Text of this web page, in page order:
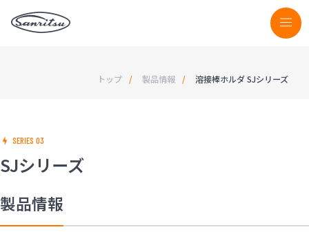
トップ 製品情報 溶接棒ホルダ SJシリーズ
SERIES 03
SJシリーズ
製品情報